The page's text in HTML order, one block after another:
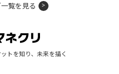
覧を見る
トを知り、未来を描く